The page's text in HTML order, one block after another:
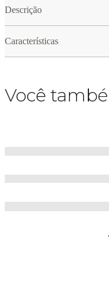
Descrição
Características
Você